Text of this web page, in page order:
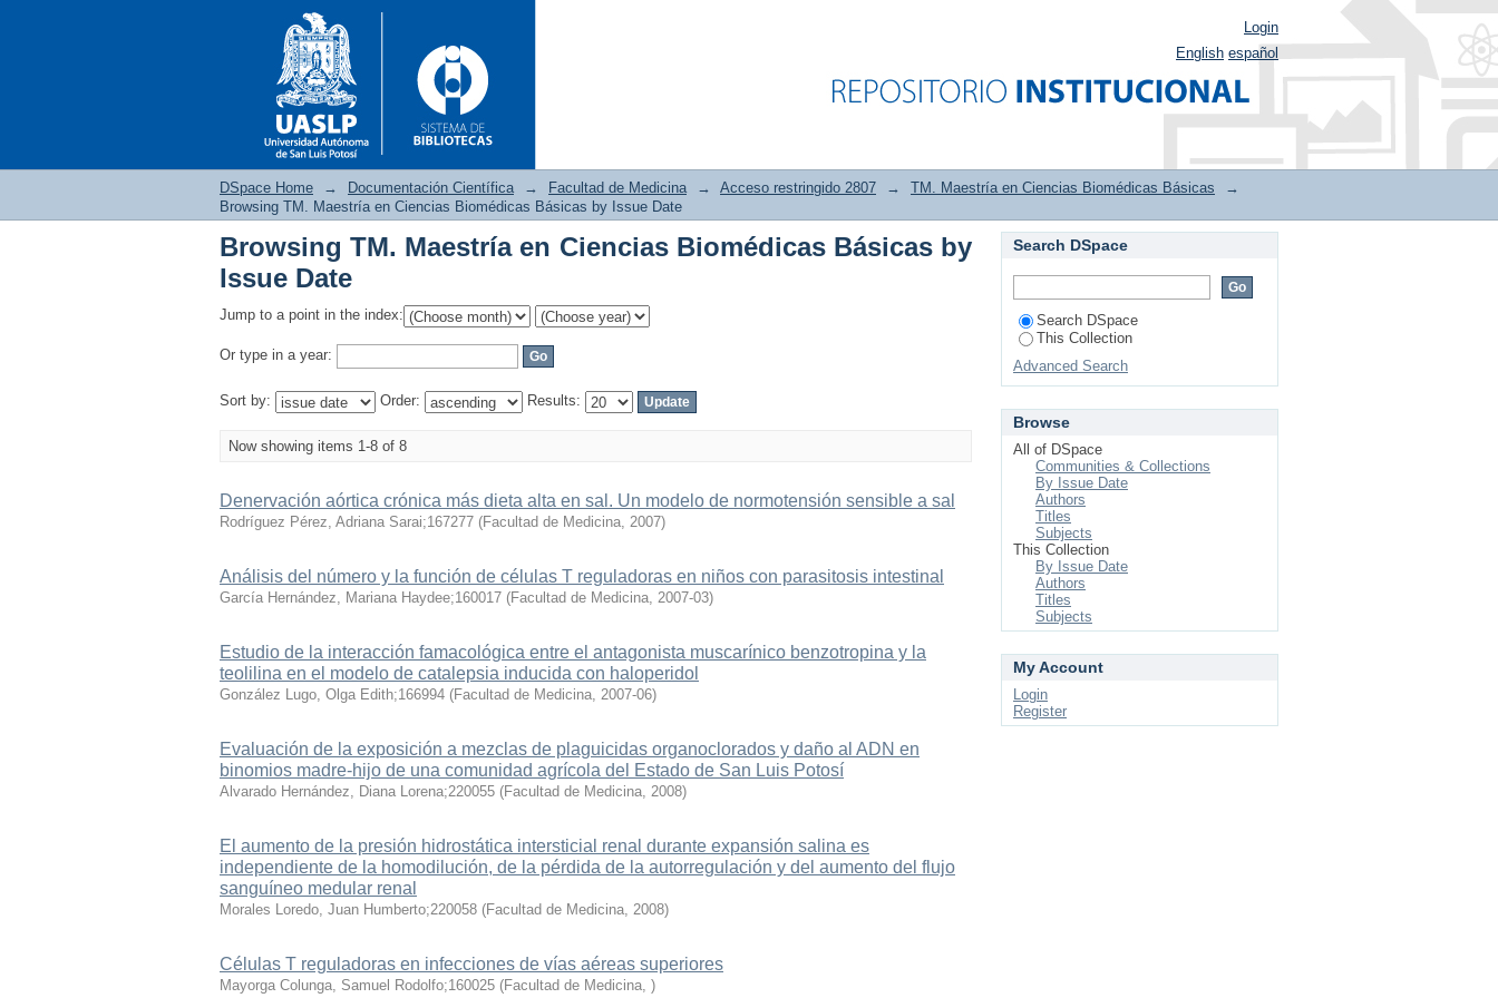
Browsing TM. Maestría en Ciencias Biomédicas Básicas by Issue Date
Login
English español
DSpace Home → Documentación Científica → Facultad de Medicina → Acceso restringido 2807 → TM. Maestría en Ciencias Biomédicas Básicas
→
Browsing TM. Maestría en Ciencias Biomédicas Básicas by Issue Date
Browsing TM. Maestría en Ciencias Biomédicas Básicas by
Issue Date
Jump to a point in the index:
Or type in a year:
Sort by: Order: Results:
Now showing items 1-8 of 8
Denervación aórtica crónica más dieta alta en sal. Un modelo de normotensión sensible a sal
Rodríguez Pérez, Adriana Sarai;167277 (Facultad de Medicina, 2007)
Análisis del número y la función de células T reguladoras en niños con parasitosis intestinal
García Hernández, Mariana Haydee;160017 (Facultad de Medicina, 2007-03)
Estudio de la interacción famacológica entre el antagonista muscarínico benzotropina y la
teolilina en el modelo de catalepsia inducida con haloperidol
González Lugo, Olga Edith;166994 (Facultad de Medicina, 2007-06)
Evaluación de la exposición a mezclas de plaguicidas organoclorados y daño al ADN en
binomios madre-hijo de una comunidad agrícola del Estado de San Luis Potosí
Alvarado Hernández, Diana Lorena;220055 (Facultad de Medicina, 2008)
El aumento de la presión hidrostática intersticial renal durante expansión salina es
independiente de la homodilución, de la pérdida de la autorregulación y del aumento del flujo
sanguíneo medular renal
Morales Loredo, Juan Humberto;220058 (Facultad de Medicina, 2008)
Células T reguladoras en infecciones de vías aéreas superiores
Mayorga Colunga, Samuel Rodolfo;160025 (Facultad de Medicina, )
Search DSpace
Search DSpace
This Collection
Advanced Search
Browse
All of DSpace
Communities & Collections
By Issue Date
Authors
Titles
Subjects
This Collection
By Issue Date
Authors
Titles
Subjects
My Account
Login
Register